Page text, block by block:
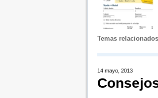
Temas
14 mayo, 2013